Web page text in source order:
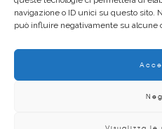
navigazione o ID unici su questo sito.
può influire negativamente su alcune
Privacy Policy EN
Cookie Policy EN